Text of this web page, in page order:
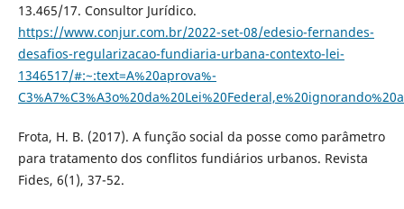
13.465/17. Consultor Jurídico.
https://www.conjur.com.br/2022-set-08/edesio-fernandes-
desafios-regularizacao-fundiaria-urbana-contexto-lei-
1346517/#:~:text=A%20aprova%-
Frota, H. B. (2017). A função social da posse como parâmetro
para tratamento dos conflitos fundiários urbanos. Revista
Fides, 6(1), 37-52.